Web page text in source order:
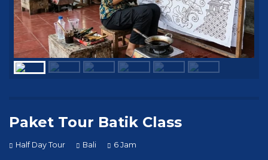
Paket Tour Batik Class
Half Day Tour Bali 6 Jam